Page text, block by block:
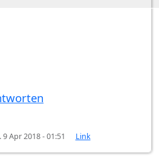
9 Apr 2018 - 01:51 Link